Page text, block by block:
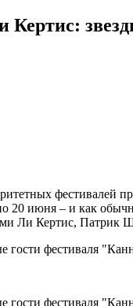
20 июня – и как
Ли Кертис, Патрик